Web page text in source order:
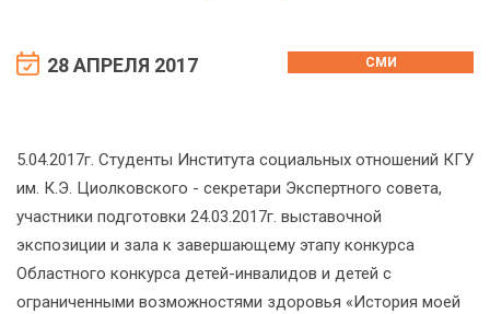
28 АПРЕЛЯ 2017 СМИ
5.04.2017г. Студенты Института социальных отношений КГУ
им. К.Э. Циолковского - секретари Экспертного совета,
участники подготовки 24.03.2017г. выставочной
экспозиции и зала к завершающему этапу конкурса
Областного конкурса детей-инвалидов и детей с
ограниченными возможностями здоровья «История моей